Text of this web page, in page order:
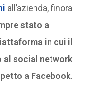
all’azienda, finora
stato a
in cui il
al social network
a Facebook.